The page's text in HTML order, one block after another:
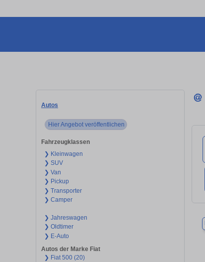
Autos
Hier Angebot veröffentlichen
Fahrzeugklassen
❯ Kleinwagen
❯ SUV
❯ Van
❯ Pickup
❯ Transporter
❯ Camper
❯ Jahreswagen
❯ Oldtimer
❯ E-Auto
Autos der Marke Fiat
❯ Fiat 500 (20)